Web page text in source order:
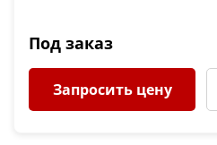
Под заказ
Запросить цену